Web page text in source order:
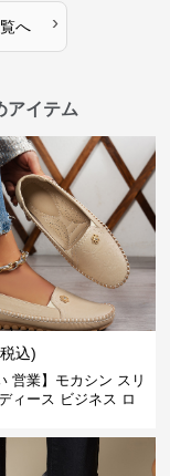
へ ›
アイテム
込)
営業】モカシン スリ
ィース ビジネス ロ
ンプス以外